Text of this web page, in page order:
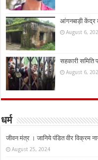
आंगनबाड़ी केंद्र
August 6,
सहकारी समिति
August 6,
धर्म
जीवन मंत्र । जानिये पंडित वीर विक्रम
August 25, 2024